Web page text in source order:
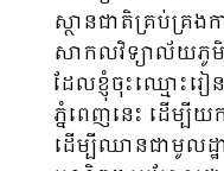
ស្ថានជាតិគ្រប់គ្រង
សាកលវិទ្យាល័យ​ភូមិន្
ដែលខ្ញុំចុះឈ្មោះរ
ភ្នំពេញនេះ ដើម្បី
ដើម្បីឈានជាមូលដ្ឋ